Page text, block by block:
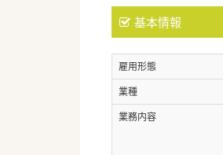
基本情報
雇用形態
業種
業務内容